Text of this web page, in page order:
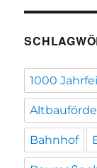
1000
Bahnhof